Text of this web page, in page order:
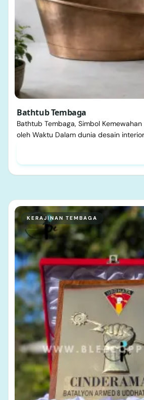
Bathtub Tembaga
Bathtub Tembaga, Simbol
oleh Waktu Dalam dunia desain
KERAJINAN TEMBAGA